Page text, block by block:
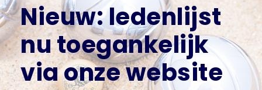
Nieuw: ledenlijst
nu toegankelijk
via onze website